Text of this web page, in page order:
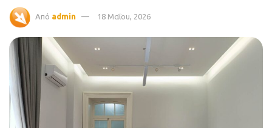
Από admin 18 Μαΐου, 2026